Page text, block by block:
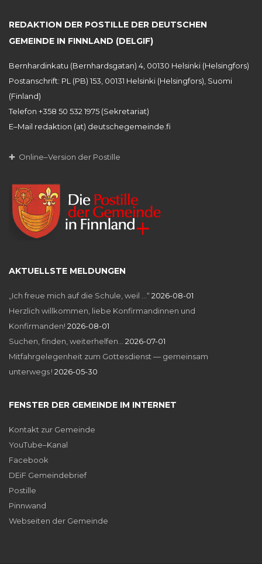
REDAKTION DER POSTILLE DER DEUTSCHEN
GEMEINDE IN FINNLAND (DELGIF)
Bernhardinkatu (Bernhardsgatan) 4, 00130 Helsinki (Helsingfors)
Postanschrift: PL (PB) 153, 00131 Helsinki (Helsingfors), Suomi
(Finland)
Telefon +358 50 532 1975 (Sekretariat)
E–Mail redaktion (at) deutschegemeinde.fi
✚ Online–Version der Postille
AKTUELLSTE MELDUNGEN
„Ich freue mich auf die Schule, weil …“ 2026-08-01
Herzlich willkommen, liebe Konfirmandinnen und
Konfirmanden! 2026-08-01
Suchen, finden, weiterhelfen… 2026-07-01
Mitfahrgelegenheit zum Gottesdienst — gemeinsam
unterwegs ! 2026-05-30
FENSTER DER GEMEINDE IM INTERNET
Kontakt zur Gemeinde
YouTube–Kanal
Facebook
DEiF Gemeindebrief
Postille
Pinnwand
Webseiten der Gemeinde